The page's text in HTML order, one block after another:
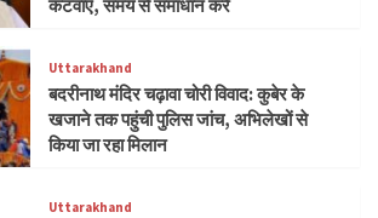
कटवाएं, समय से समाधान करें
Uttarakhand
बदरीनाथ मंदिर चढ़ावा चोरी विवाद: कुबेर के
खजाने तक पहुंची पुलिस जांच, अभिलेखों से
किया जा रहा मिलान
Uttarakhand